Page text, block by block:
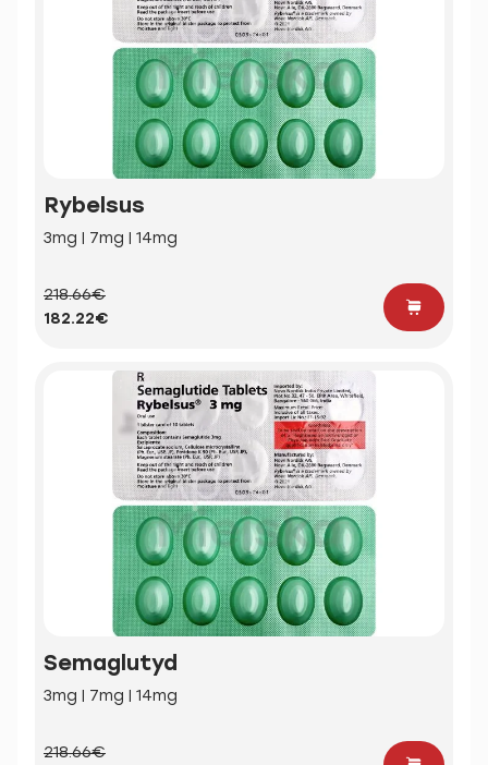
Rybelsus
3mg | 7mg | 14mg
218.66€
182.22€
Semaglutyd
3mg | 7mg | 14mg
218.66€